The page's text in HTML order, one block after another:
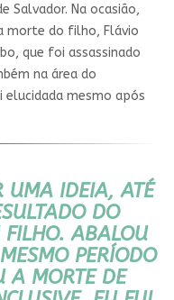
Salvador. Na ocasião,
morte do filho, Flávio
que foi assassinado
na área do
mesmo após
UMA IDEIA, ATÉ
DO
FILHO. ABALOU
PERÍODO
A MORTE DE